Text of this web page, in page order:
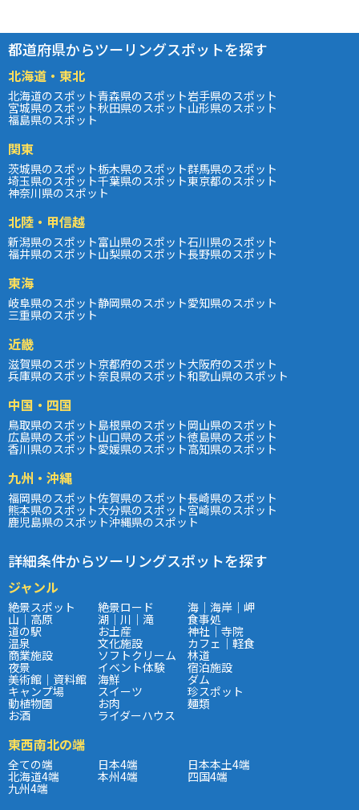
都道府県からツーリングスポットを探す
北海道・東北
北海道のスポット青森県のスポット岩手県のスポット
宮城県のスポット秋田県のスポット山形県のスポット
福島県のスポット
関東
茨城県のスポット栃木県のスポット群馬県のスポット
埼玉県のスポット千葉県のスポット東京都のスポット
神奈川県のスポット
北陸・甲信越
新潟県のスポット富山県のスポット石川県のスポット
福井県のスポット山梨県のスポット長野県のスポット
東海
岐阜県のスポット静岡県のスポット愛知県のスポット
三重県のスポット
近畿
滋賀県のスポット京都府のスポット大阪府のスポット
兵庫県のスポット奈良県のスポット和歌山県のスポット
中国・四国
鳥取県のスポット島根県のスポット岡山県のスポット
広島県のスポット山口県のスポット徳島県のスポット
香川県のスポット愛媛県のスポット高知県のスポット
九州・沖縄
福岡県のスポット佐賀県のスポット長崎県のスポット
熊本県のスポット大分県のスポット宮崎県のスポット
鹿児島県のスポット沖縄県のスポット
詳細条件からツーリングスポットを探す
ジャンル
絶景スポット 絶景ロード 海｜海岸｜岬
山｜高原 湖｜川｜滝 食事処
道の駅 お土産 神社｜寺院
温泉 文化施設 カフェ｜軽食
商業施設 ソフトクリーム 林道
夜景 イベント体験 宿泊施設
美術館｜資料館 海鮮 ダム
キャンプ場 スイーツ 珍スポット
動植物園 お肉 麺類
お酒 ライダーハウス
東西南北の端
全ての端 日本4端 日本本土4端
北海道4端 本州4端 四国4端
九州4端